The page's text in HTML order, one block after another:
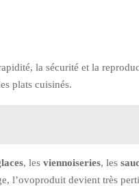
la sécurité et la
plats cuisinés.
, les viennoiseries, les
l’ovoproduit devient très